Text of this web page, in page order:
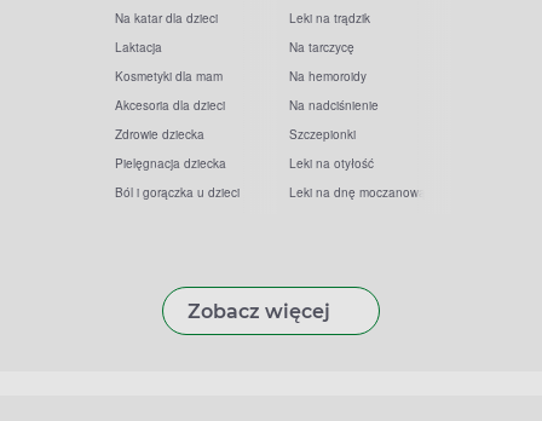
Na katar dla dzieci
Laktacja
Kosmetyki dla mam
Akcesoria dla dzieci
Zdrowie dziecka
Pielęgnacja dziecka
Ból i gorączka u dzieci
Leki na trądzik
Na tarczycę
Na hemoroidy
Na nadciśnienie
Szczepionki
Leki na otyłość
Leki na dnę moczanową
Zobacz więcej